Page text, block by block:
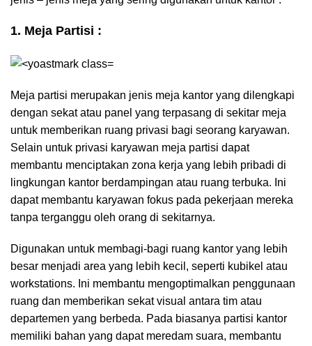
1. Meja Partisi :
Meja partisi merupakan jenis meja kantor yang dilengkapi
dengan sekat atau panel yang terpasang di sekitar meja
untuk memberikan ruang privasi bagi seorang karyawan.
Selain untuk privasi karyawan meja partisi dapat
membantu menciptakan zona kerja yang lebih pribadi di
lingkungan kantor berdampingan atau ruang terbuka. Ini
dapat membantu karyawan fokus pada pekerjaan mereka
tanpa terganggu oleh orang di sekitarnya.
Digunakan untuk membagi-bagi ruang kantor yang lebih
besar menjadi area yang lebih kecil, seperti kubikel atau
workstations. Ini membantu mengoptimalkan penggunaan
ruang dan memberikan sekat visual antara tim atau
departemen yang berbeda. Pada biasanya partisi kantor
memiliki bahan yang dapat meredam suara, membantu